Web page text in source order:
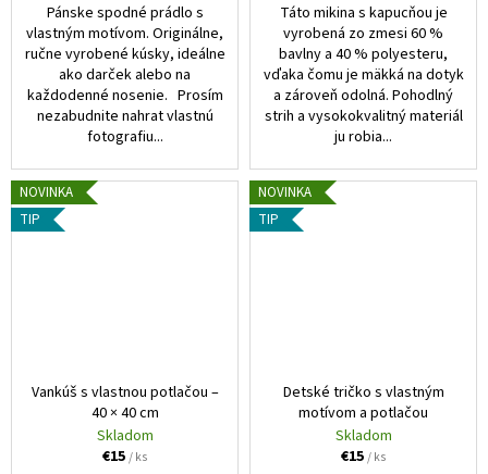
Pánske spodné prádlo s
vlastným motívom. Originálne,
ručne vyrobené kúsky, ideálne
ako darček alebo na
každodenné nosenie. Prosím
nezabudnite nahrat vlastnú
fotografiu...
Táto mikina s kapucňou je
vyrobená zo zmesi 60 %
bavlny a 40 % polyesteru,
vďaka čomu je mäkká na dotyk
a zároveň odolná. Pohodlný
strih a vysokokvalitný materiál
ju robia...
NOVINKA
TIP
Vankúš s vlastnou potlačou –
40 × 40 cm
Skladom
€15/ ks
NOVINKA
TIP
Detské tričko s vlastným
motívom a potlačou
Skladom
€15/ ks